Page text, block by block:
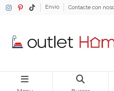
Envio Contacte con